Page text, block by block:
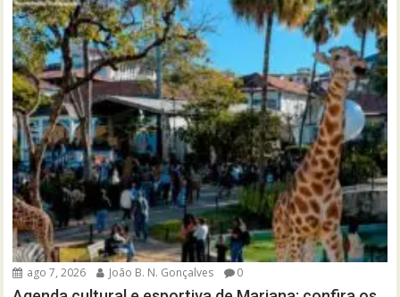
ago 7, 2026 João B. N. Gonçalves 0